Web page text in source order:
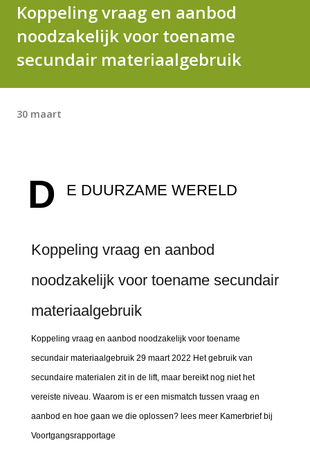
Koppeling vraag en aanbod
noodzakelijk voor toename
secundair materiaalgebruik
30 maart
D E DUURZAME WERELD
Koppeling vraag en aanbod
noodzakelijk voor toename secundair
materiaalgebruik
Koppeling vraag en aanbod noodzakelijk voor toename
secundair materiaalgebruik 29 maart 2022 Het gebruik van
secundaire materialen zit in de lift, maar bereikt nog niet het
vereiste niveau. Waarom is er een mismatch tussen vraag en
aanbod en hoe gaan we die oplossen? lees meer Kamerbrief bij
Voortgangsrapportage